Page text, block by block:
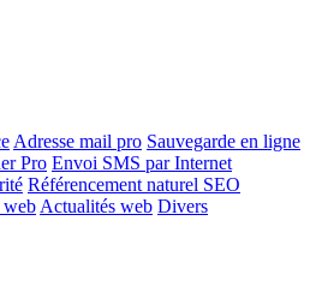
Adresse mail pro Sauvegarde en ligne
Pro Envoi SMS par Internet
Référencement naturel SEO
Actualités web Divers